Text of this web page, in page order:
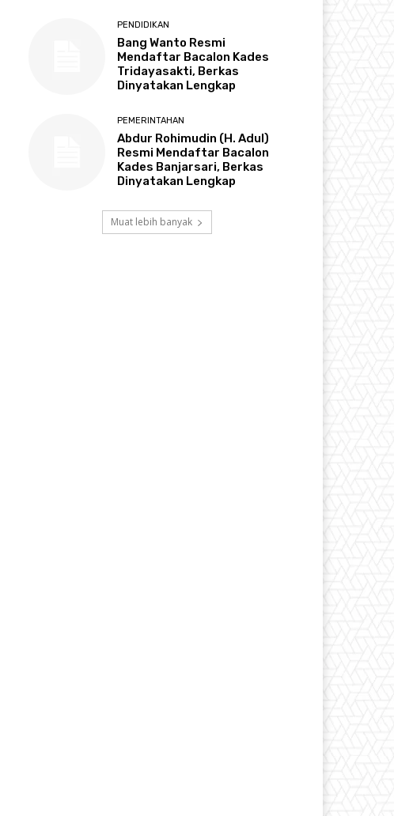
PENDIDIKAN
Bang Wanto Resmi
Mendaftar Bacalon Kades
Tridayasakti, Berkas
Dinyatakan Lengkap
PEMERINTAHAN
Abdur Rohimudin (H. Adul)
Resmi Mendaftar Bacalon
Kades Banjarsari, Berkas
Dinyatakan Lengkap
Muat lebih banyak